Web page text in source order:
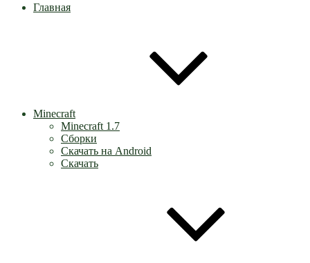
Главная
Minecraft
Minecraft 1.7
Сборки
Скачать на Android
Скачать